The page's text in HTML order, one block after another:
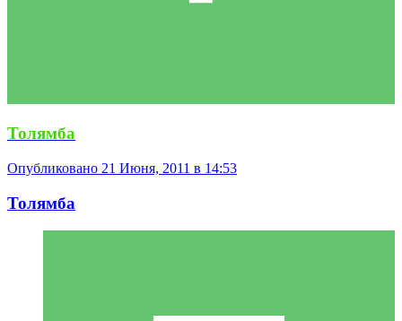
Толямба
Опубликовано 21 Июня, 2011 в 14:53
Толямба